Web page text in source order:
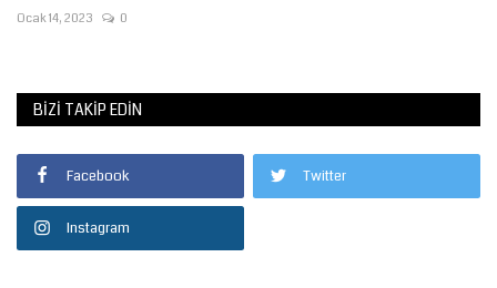
Ocak 14, 2023 0
BIZI TAKIP EDIN
Facebook Twitter
Instagram